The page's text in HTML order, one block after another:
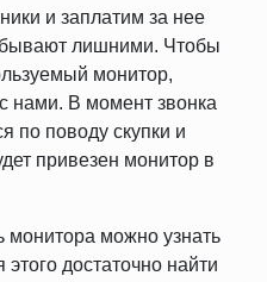
и заплатим за нее
бывают лишними. Чтобы
монитор,
нами. В момент звонка
по поводу скупки и
привезен монитор в
монитора можно узнать
достаточно найти